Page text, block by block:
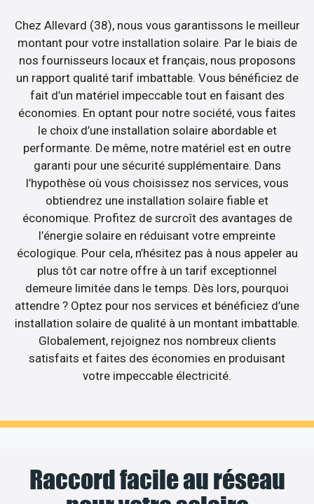
Chez Allevard (38), nous vous garantissons le meilleur
montant pour votre installation solaire. Par le biais de
nos fournisseurs locaux et français, nous proposons
un rapport qualité tarif imbattable. Vous bénéficiez de
fait d’un matériel impeccable tout en faisant des
économies. En optant pour notre société, vous faites
le choix d’une installation solaire abordable et
performante. De même, notre matériel est en outre
garanti pour une sécurité supplémentaire. Dans
l’hypothèse où vous choisissez nos services, vous
obtiendrez une installation solaire fiable et
économique. Profitez de surcroît des avantages de
l’énergie solaire en réduisant votre empreinte
écologique. Pour cela, n’hésitez pas à nous appeler au
plus tôt car notre offre à un tarif exceptionnel
demeure limitée dans le temps. Dès lors, pourquoi
attendre ? Optez pour nos services et bénéficiez d’une
installation solaire de qualité à un montant imbattable.
Globalement, rejoignez nos nombreux clients
satisfaits et faites des économies en produisant
votre impeccable électricité.
Raccord facile au réseau